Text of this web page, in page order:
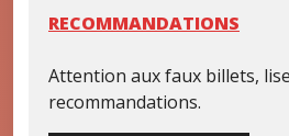
RECOMMANDATIONS
Attention aux faux billets,
recommandations.